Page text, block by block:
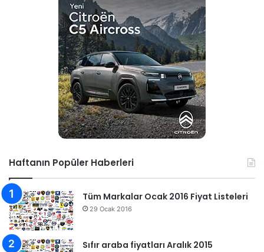
Haftanın Popüler Haberleri
Tüm Markalar Ocak 2016 Fiyat Listeleri
29 Ocak 2016
Sıfır araba fiyatları Aralık 2015